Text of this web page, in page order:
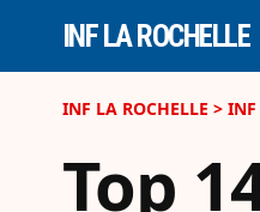
INF LA ROCHELLE
INF LA ROCHELLE > INF
Top